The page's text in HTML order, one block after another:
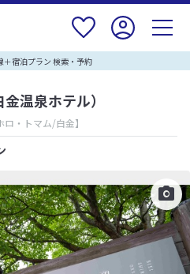
＋宿泊プラン 検索・予約
温泉ホテル）
ロ・トマム/白金】